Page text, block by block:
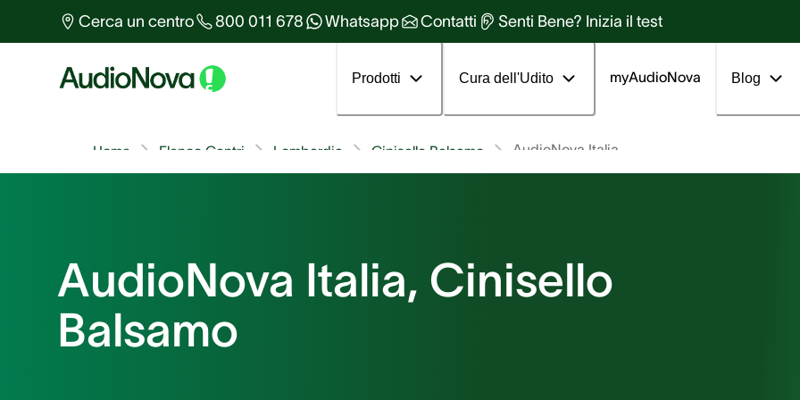
Cerca un centro 800 011 678 Whatsapp Contatti Senti Bene? Inizia il test
Prodotti Cura dell'Udito myAudioNova Blog
AudioNova Italia
Cinisello Balsamo
Lombardia
Elenco Centri
Home
AudioNova Italia, Cinisello
Balsamo